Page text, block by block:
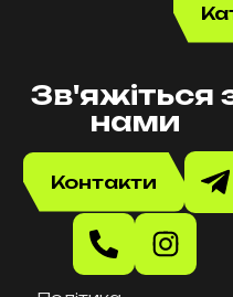
Зв'яжіться
нами
Контакти